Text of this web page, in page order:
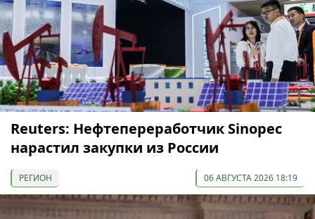
Reuters: Нефтепереработчик Sinopec
нарастил закупки из России
РЕГИОН 06 АВГУСТА 2026 18:19